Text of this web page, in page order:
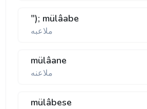
"); mülâabe
ملاعبه
mülâane
ملاعنه
mülâbese